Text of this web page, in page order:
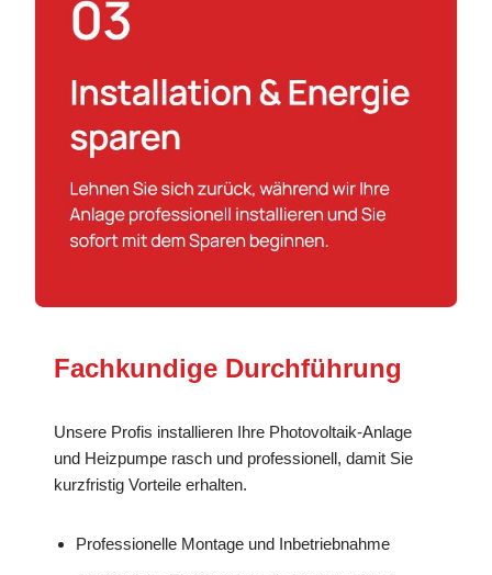
Fachkundige Durchführung
Unsere Profis installieren Ihre Photovoltaik-Anlage
und Heizpumpe rasch und professionell, damit Sie
kurzfristig Vorteile erhalten.
Professionelle Montage und Inbetriebnahme